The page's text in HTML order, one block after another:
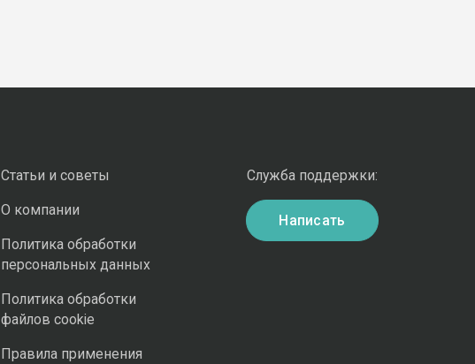
Статьи и советы
О компании
Политика обработки
персональных данных
Политика обработки
файлов cookie
Правила применения
Служба поддержки:
Написать